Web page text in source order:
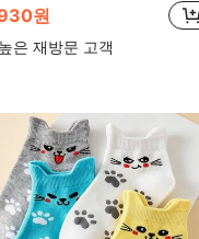
원
높은 재방문 고객